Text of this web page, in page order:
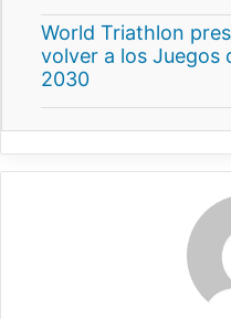
World Triathlon
volver a los Juegos
2030